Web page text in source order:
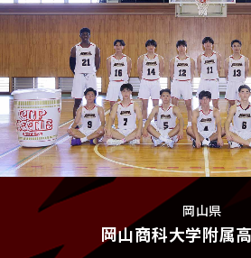
岡山県
岡山商科大学附属